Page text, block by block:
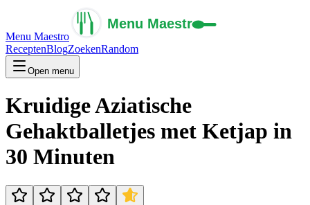
Menu Maestro
ReceptenBlogZoekenRandom
Open menu
Kruidige Aziatische
Gehaktballetjes met Ketjap in
30 Minuten